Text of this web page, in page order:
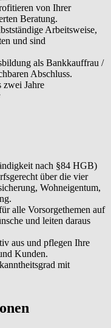
von Ihrer
Beratung.
Arbeitsweise,
und sind
als Bankkauffrau /
Abschluss.
zwei Jahre
nach §84 HGB)
über die vier
Wohneigentum,
alle Vorsorgethemen auf
und leiten daraus
aus und pflegen Ihre
Kunden.
mit